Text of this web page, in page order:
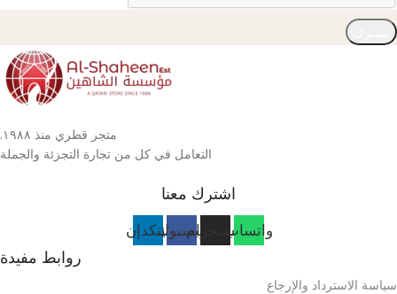
متجر قطري منذ ١٩٨٨.
التعامل في كل من تجارة التجزئة والجملة
اشترك معنا
واتسابانستجرامفيسبوكلينكدإن
روابط مفيدة
سياسة الاسترداد والإرجاع